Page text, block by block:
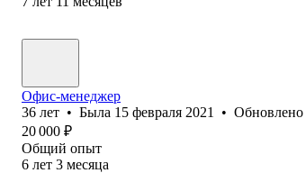
Офис-менеджер
36 лет • Была 15 февраля 2021 • Обновлено
20 000 ₽
Общий опыт
6 лет 3 месяца